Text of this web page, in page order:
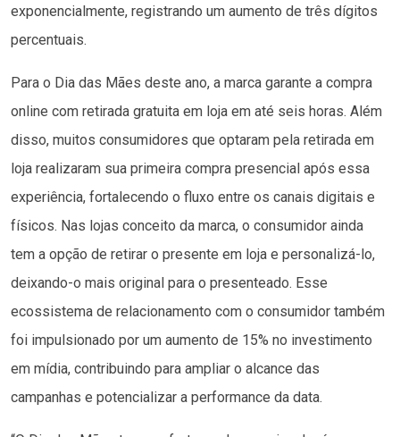
exponencialmente, registrando um aumento de três dígitos
percentuais.
Para o Dia das Mães deste ano, a marca garante a compra
online com retirada gratuita em loja em até seis horas. Além
disso, muitos consumidores que optaram pela retirada em
loja realizaram sua primeira compra presencial após essa
experiência, fortalecendo o fluxo entre os canais digitais e
físicos. Nas lojas conceito da marca, o consumidor ainda
tem a opção de retirar o presente em loja e personalizá-lo,
deixando-o mais original para o presenteado. Esse
ecossistema de relacionamento com o consumidor também
foi impulsionado por um aumento de 15% no investimento
em mídia, contribuindo para ampliar o alcance das
campanhas e potencializar a performance da data.